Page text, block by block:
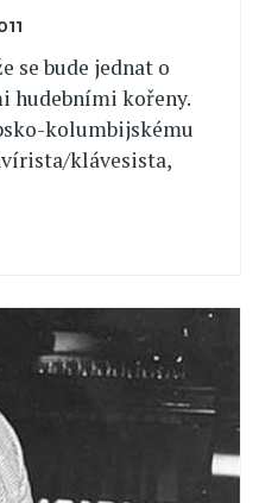
se bude jednat o
hudebními kořeny.
kolumbijskému
klávesista,